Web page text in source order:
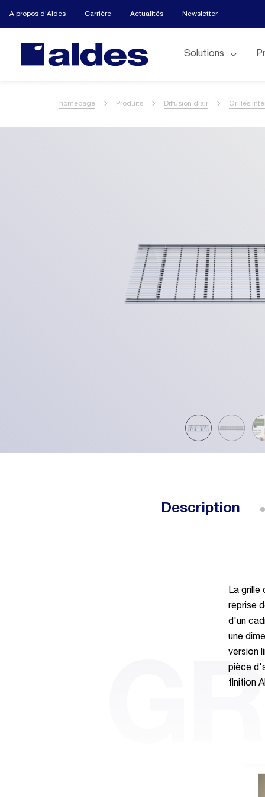
A propos d'Aldes Carrière Actualités Newsletter
Solutions
homepage Produits Diffusion d'air Grilles
Description
La grille
reprise
d'un
une
version
pièce
finition